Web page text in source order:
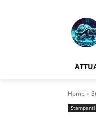
Home
Stampanti